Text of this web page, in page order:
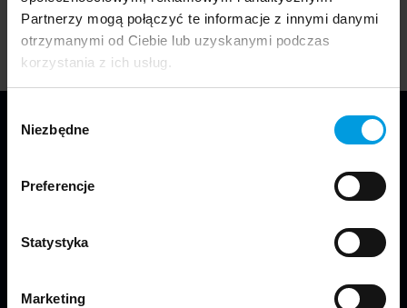
Partnerzy mogą połączyć te informacje z innymi danymi
otrzymanymi od Ciebie lub uzyskanymi podczas
korzystania z ich usług.
zgody
Niezbędne
Preferencje
Statystyka
Marketing